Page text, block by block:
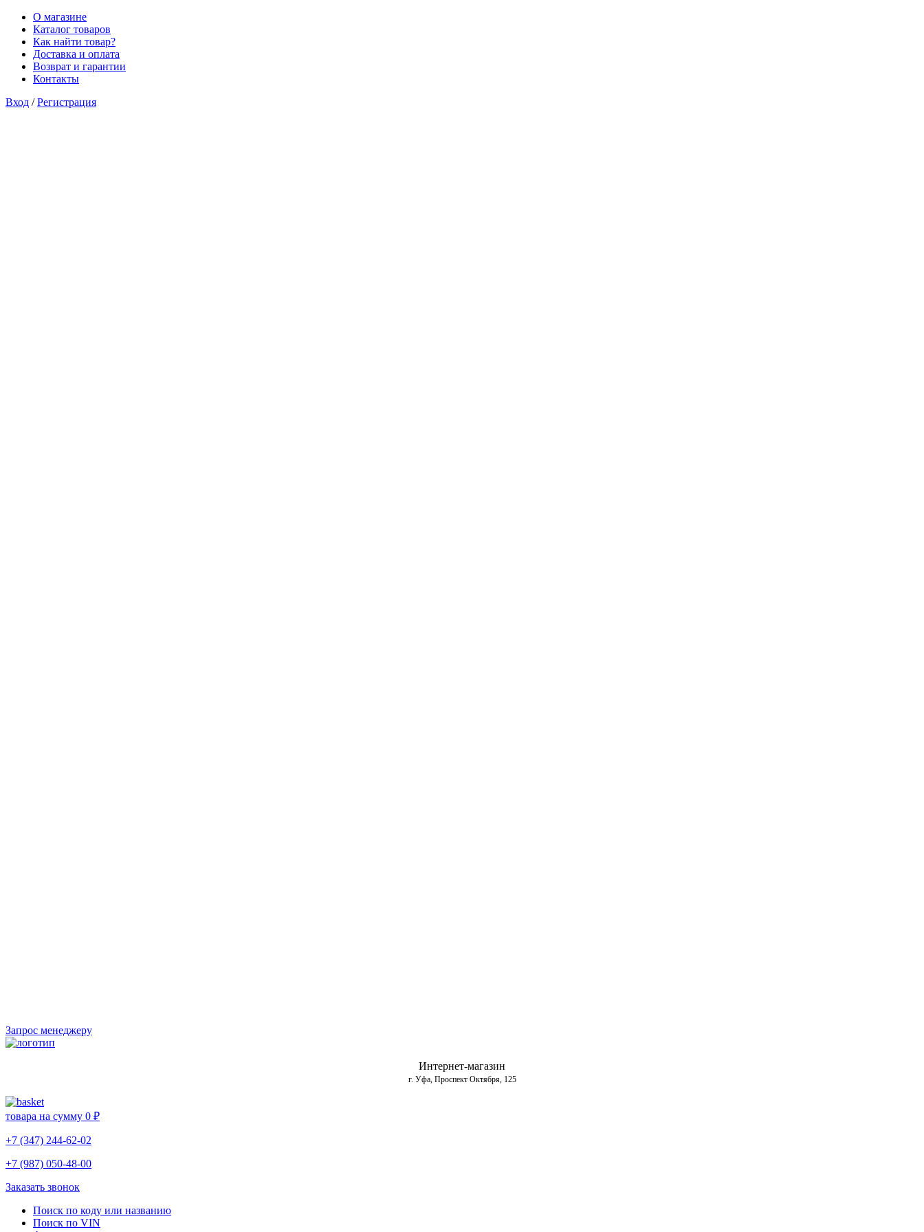
О магазине
Каталог товаров
Как найти товар?
Доставка и оплата
Возврат и гарантии
Контакты
Вход / Регистрация
Запрос менеджеру
Интернет-магазин
г. Уфа, Проспект Октября, 125
товара на сумму 0 ₽
+7 (347) 244-62-02
+7 (987) 050-48-00
Заказать звонок
Поиск по коду или названию
Поиск по VIN